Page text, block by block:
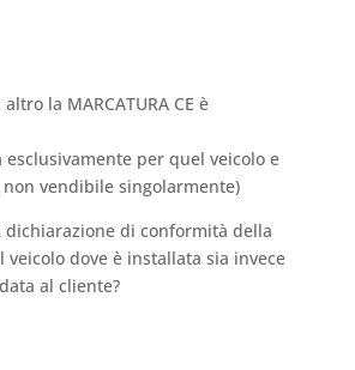
la MARCATURA CE è
per quel veicolo e
vendibile singolarmente)
di conformità della
dove è installata sia invece
al cliente?